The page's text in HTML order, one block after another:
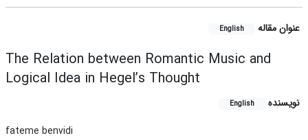
عنوان مقاله English
The Relation between Romantic Music and
Logical Idea in Hegel’s Thought
نویسنده English
fateme benvidi